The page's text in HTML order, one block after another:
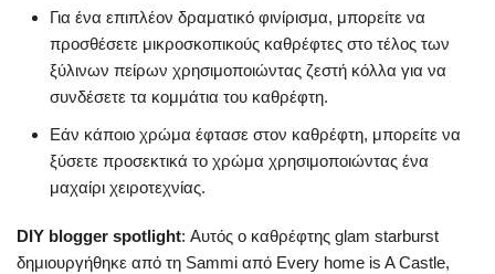
Για ένα επιπλέον δραματικό φινίρισμα, μπορείτε να
προσθέσετε μικροσκοπικούς καθρέφτες στο τέλος των
ξύλινων πείρων χρησιμοποιώντας ζεστή κόλλα για να
συνδέσετε τα κομμάτια του καθρέφτη.
Εάν κάποιο χρώμα έφτασε στον καθρέφτη, μπορείτε να
ξύσετε προσεκτικά το χρώμα χρησιμοποιώντας ένα
μαχαίρι χειροτεχνίας.
DIY blogger spotlight: Αυτός ο καθρέφτης glam starburst
δημιουργήθηκε από τη Sammi από Every home is A Castle,